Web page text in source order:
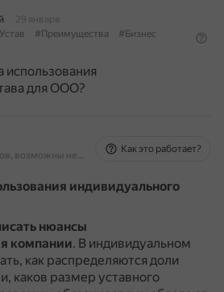
29 января
#Преимущества
#Бизнес
для ООО?
На основе источников, возможны неточности
Как это работает?
индивидуального
нюансы
компании. В индивидуальном
как распределяются доли
каков размер уставного